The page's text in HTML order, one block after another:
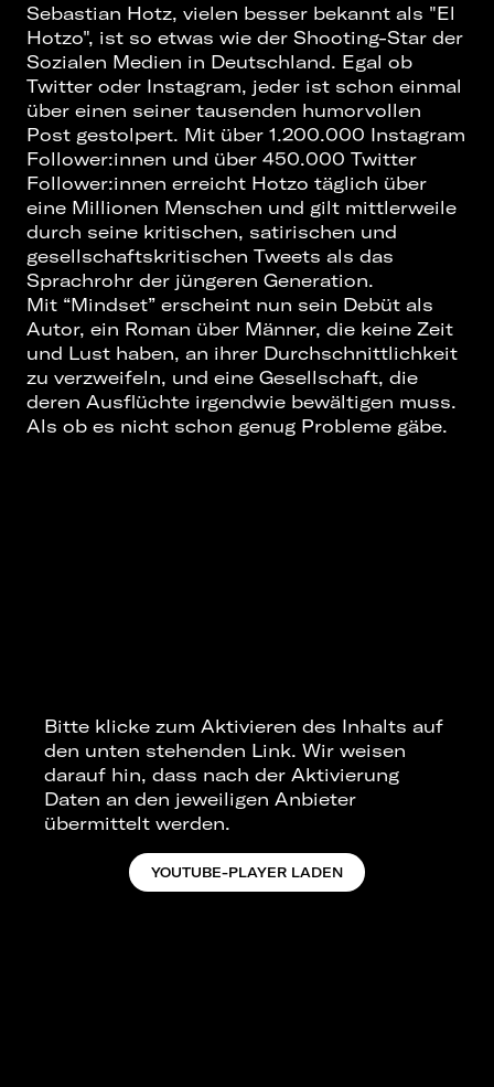
Sebastian Hotz, vielen besser bekannt als "El
Hotzo", ist so etwas wie der Shooting-Star der
Sozialen Medien in Deutschland. Egal ob
Twitter oder Instagram, jeder ist schon einmal
über einen seiner tausenden humorvollen
Post gestolpert. Mit über 1.200.000 Instagram
Follower:innen und über 450.000 Twitter
Follower:innen erreicht Hotzo täglich über
eine Millionen Menschen und gilt mittlerweile
durch seine kritischen, satirischen und
gesellschaftskritischen Tweets als das
Sprachrohr der jüngeren Generation.
Mit “Mindset” erscheint nun sein Debüt als
Autor, ein Roman über Männer, die keine Zeit
und Lust haben, an ihrer Durchschnittlichkeit
zu verzweifeln, und eine Gesellschaft, die
deren Ausflüchte irgendwie bewältigen muss.
Als ob es nicht schon genug Probleme gäbe.
Bitte klicke zum Aktivieren des Inhalts auf
den unten stehenden Link. Wir weisen
darauf hin, dass nach der Aktivierung
Daten an den jeweiligen Anbieter
übermittelt werden.
YOUTUBE-PLAYER LADEN